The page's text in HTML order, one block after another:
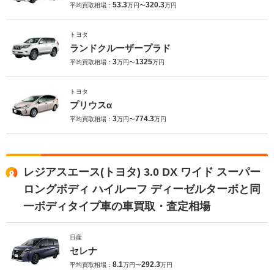
平均買取相場： 53.3万円〜320.3万円
トヨタ
ランドクルーザープラド
平均買取相場： 3万円〜1325万円
トヨタ
プリウスα
平均買取相場： 3万円〜774.3万円
レジアスエース(トヨタ) 3.0 DX ワイド スーパー
ロングボディ ハイルーフ ディーゼルターボと同
一ボディタイプ車の車買取・査定相場
日産
セレナ
平均買取相場： 8.1万円〜292.3万円